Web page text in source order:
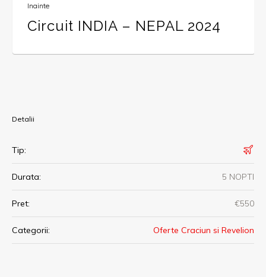
Inainte
Circuit INDIA – NEPAL 2024
Detalii
Tip:
Durata: 5 NOPTI
Pret: €550
Categorii: Oferte Craciun si Revelion